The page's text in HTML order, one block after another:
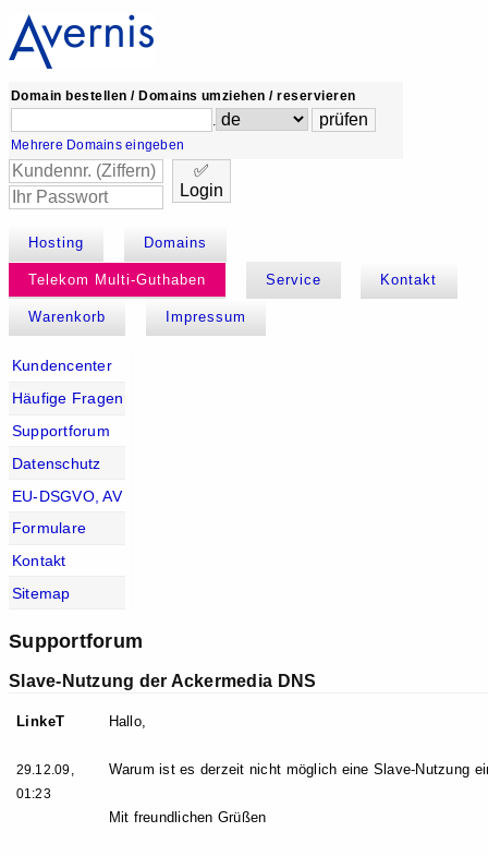
Domain bestellen / Domains umziehen / reservieren
.
Mehrere Domains eingeben
✅
Login
Hosting Domains
Telekom Multi-Guthaben Service Kontakt
Warenkorb Impressum
Kundencenter
Häufige Fragen
Supportforum
Datenschutz
EU-DSGVO, AV
Formulare
Kontakt
Sitemap
Supportforum
Slave-Nutzung der Ackermedia DNS
LinkeT
29.12.09,
01:23
Hallo,
Warum ist es derzeit nicht möglich eine Slave-Nutzung
Mit freundlichen Grüßen